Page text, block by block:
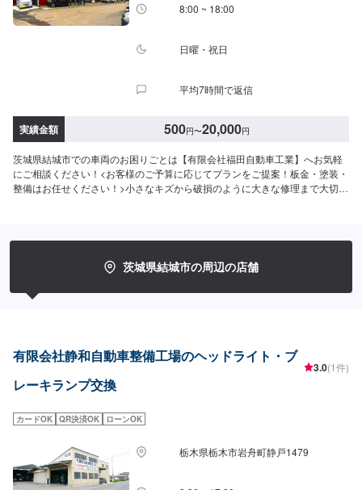
8:00 ~ 18:00
日曜・祝日
平均7時間で返信
実績金額 500円〜20,000円
茨城県結城市での車両のお困りごとは【有限会社福田自動車工業】へお気軽
にご相談ください！<お客様のご予算に応じてプランをご提案！板金・塗装・
整備はお任せください！>小さなキズから破損のように大きな修理まで大切な
だければ作業開始【4】仕上がり次第納車-----納期について-----納期は通常1日
～2日程度で納車となります。(要相談)納期は前後する場合がございます。予
業中は代車をご利用ください。※代車の燃料代はお客様にご負担いただいてお
い。受付はスタッフへ「メンテモで予約しました」とお伝えください。ご案
内いたします。【定休日・営業時間】定休日：日曜、祝日営業時間：
8:00~18:00
茨城県結城市の周辺の店舗
有限会社静和自動車整備工場のヘッドライト・ブ
レーキランプ交換
3.0(1件)
カードOK QR決済OK ローンOK
栃木県栃木市岩舟町静戸1479